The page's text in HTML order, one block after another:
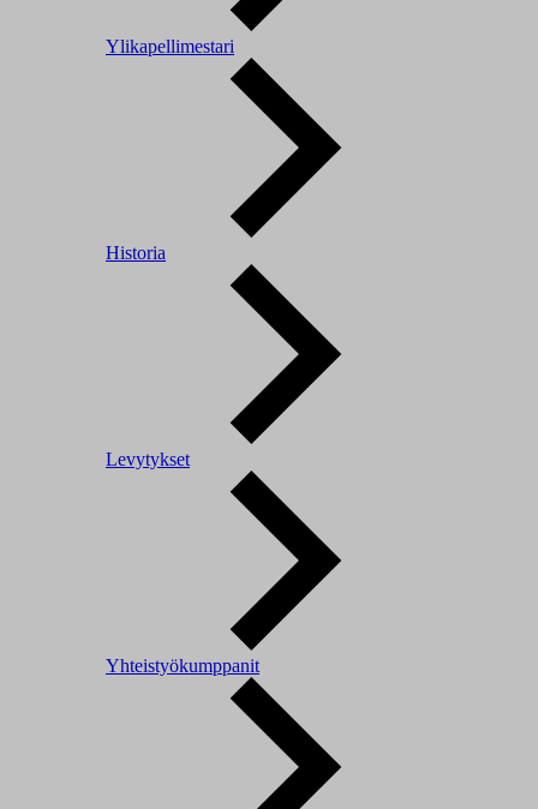
Ylikapellimestari
Historia
Levytykset
Yhteistyökumppanit